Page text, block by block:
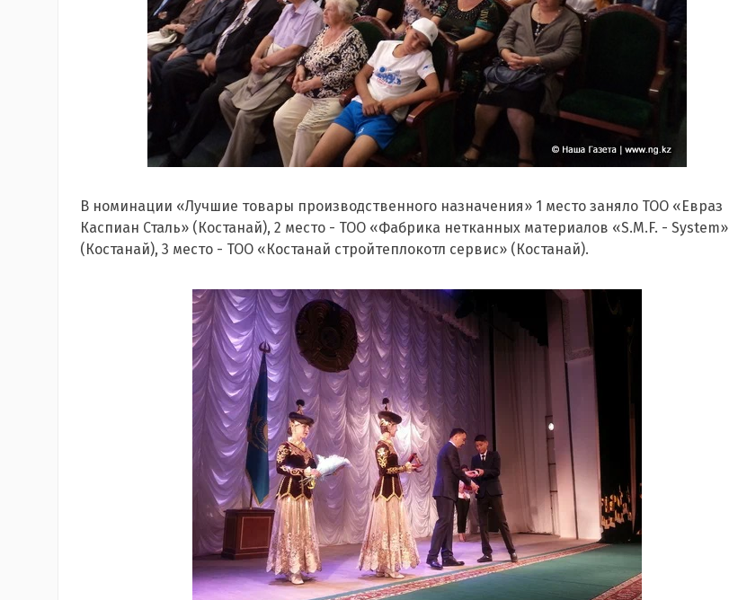
В номинации «Лучшие товары производственного назначения» 1 место заняло ТОО «Евраз
Каспиан Сталь» (Костанай), 2 место - ТОО «Фабрика нетканных материалов «S.M.F. - System»
(Костанай), 3 место - ТОО «Костанай стройтеплокотл сервис» (Костанай).